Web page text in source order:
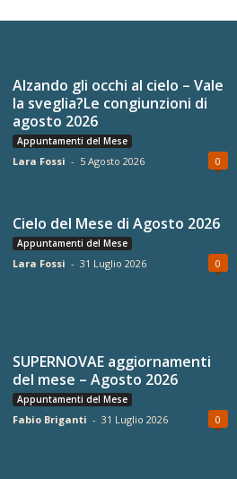
Alzando gli occhi al cielo – Vale
la sveglia?Le congiunzioni di
agosto 2026
Appuntamenti del Mese
Lara Fossi - 5 Agosto 2026 0
Cielo del Mese di Agosto 2026
Appuntamenti del Mese
Lara Fossi - 31 Luglio 2026 0
SUPERNOVAE aggiornamenti
del mese – Agosto 2026
Appuntamenti del Mese
Fabio Briganti - 31 Luglio 2026 0